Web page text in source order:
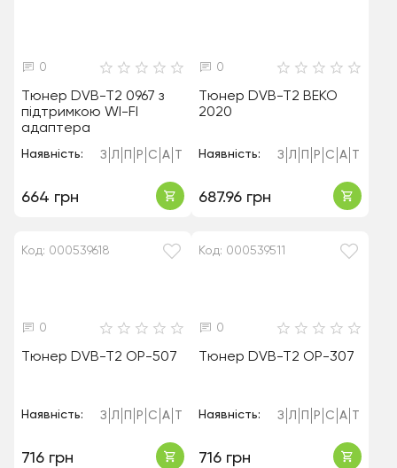
0
Тюнер DVB-T2 0967 з
підтримкою WI-FI
адаптера
Наявність: З Л Р С А
664 грн
0
Тюнер DVB-T2 BEKO
2020
Наявність: З Л Р С А
687.96 грн
Код: 000539618
0
Тюнер DVB-T2 OP-507
Наявність: З Л Р С А
716 грн
Код: 000539511
0
Тюнер DVB-T2 OP-307
Наявність: З Л Р С А
716 грн